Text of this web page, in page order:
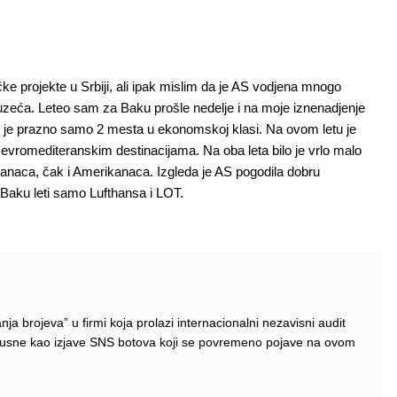
projekte u Srbiji, ali ipak mislim da je AS vodjena mnogo
Leteo sam za Baku prošle nedelje i na moje iznenadjenje
prazno samo 2 mesta u ekonomskoj klasi. Na ovom letu je
destinacijama. Na oba leta bilo je vrlo malo
čak i Amerikanaca. Izgleda je AS pogodila dobru
leti samo Lufthansa i LOT.
brojeva” u firmi koja prolazi internacionalni nezavisni audit
kao izjave SNS botova koji se povremeno pojave na ovom